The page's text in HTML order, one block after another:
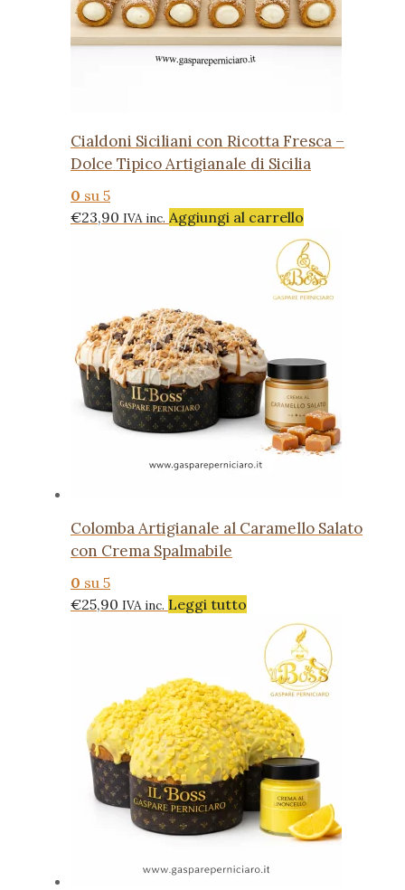
Cialdoni Siciliani con Ricotta Fresca –
Dolce Tipico Artigianale di Sicilia
0 su 5
€23,90 IVA inc. Aggiungi al carrello
Colomba Artigianale al Caramello Salato
con Crema Spalmabile
0 su 5
€25,90 IVA inc. Leggi tutto